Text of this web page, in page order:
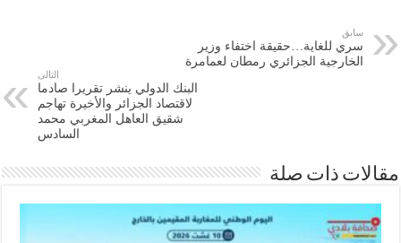
سري للغاية…حقيقة اختفاء وزير
الخارجية الجزائري رمطان لعمامرة
البنك الدولي ينشر تقريرا صادما
لاقتصاد الجزائر والأخيرة تهاجم
شقيق العاهل المغربي محمد
السادس
ذات صلة